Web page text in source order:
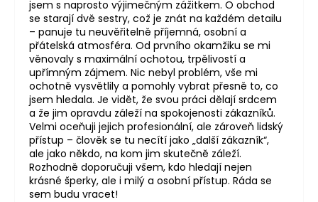
jsem s naprosto výjimečným zážitkem. O obchod
se starají dvě sestry, což je znát na každém detailu
– panuje tu neuvěřitelně příjemná, osobní a
přátelská atmosféra. Od prvního okamžiku se mi
věnovaly s maximální ochotou, trpělivostí a
upřímným zájmem. Nic nebyl problém, vše mi
ochotně vysvětlily a pomohly vybrat přesně to, co
jsem hledala. Je vidět, že svou práci dělají srdcem
a že jim opravdu záleží na spokojenosti zákazníků.
Velmi oceňuji jejich profesionální, ale zároveň lidský
přístup – člověk se tu necítí jako „další zákazník“,
ale jako někdo, na kom jim skutečně záleží.
Rozhodně doporučuji všem, kdo hledají nejen
krásné šperky, ale i milý a osobní přístup. Ráda se
sem budu vracet!